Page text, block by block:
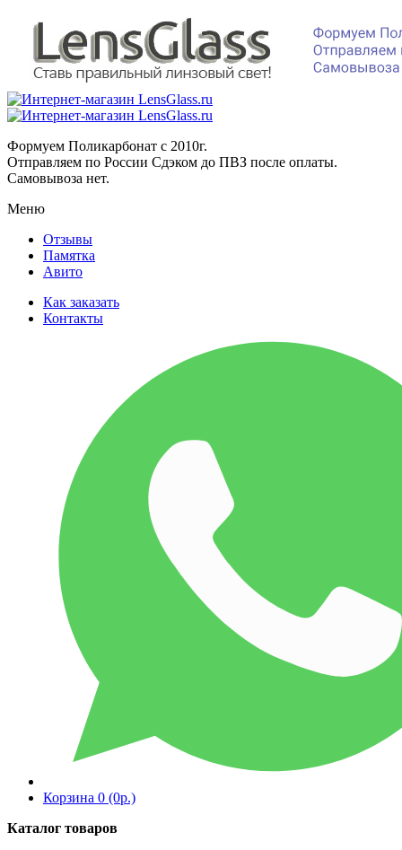
Формуем Поликарбонат с 2010г.
Отправляем по России Сдэком до ПВЗ после оплаты.
Самовывоза нет.
Меню
Отзывы
Памятка
Авито
Как заказать
Контакты
Корзина 0 (0р.)
Каталог товаров